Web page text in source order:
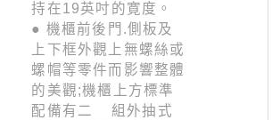
持在19英吋的寛度。
● 機櫃前後門.側板及
上下框外觀上無螺絲或
螺帽等零件而影響整體
的美觀;機櫃上方標準
配備有二 組外抽式